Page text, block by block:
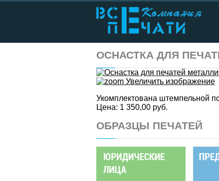
ОСНАСТКА ДЛЯ
Увеличить изображение
Укомплектована штемпельной
Цена: 1 350,00 руб.
ОБРАЗЦЫ ПЕЧАТЕЙ